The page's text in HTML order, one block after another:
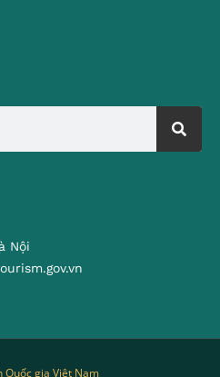
Nội
Quốc gia Việt Nam